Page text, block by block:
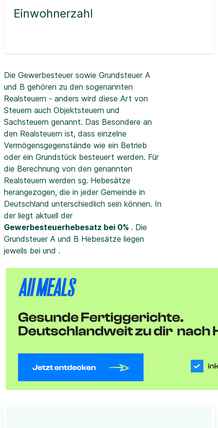
Einwohnerzahl
Die Gewerbesteuer sowie Grundsteuer A
und B gehören zu den sogenannten
Realsteuern - anders wird diese Art von
Steuern auch Objektsteuern und
Sachsteuern genannt. Das Besondere an
den Realsteuern ist, dass einzelne
Vermögensgegenstände wie ein Betrieb
oder ein Grundstück besteuert werden. Für
die Berechnung von den genannten
Realsteuern werden sg. Hebesätze
herangezogen, die in jeder Gemeinde in
Deutschland unterschiedlich sein können. In
der liegt aktuell der
Gewerbesteuerhebesatz bei 0% . Die
Grundsteuer A und B Hebesätze liegen
jeweils bei und .